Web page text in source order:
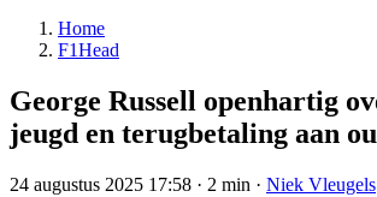
Home
F1Head
George Russell openhartig
jeugd en terugbetaling aan
24 augustus 2025 17:58 · 2 min · Niek Vleugels